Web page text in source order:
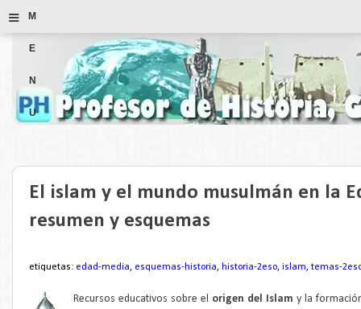
≡ M
E
N
U
El islam y el mundo musulmán en la
resumen y esquemas
etiquetas: edad-media, esquemas-historia, historia-2eso, islam, temas-
Recursos educativos sobre el origen del Islam y la